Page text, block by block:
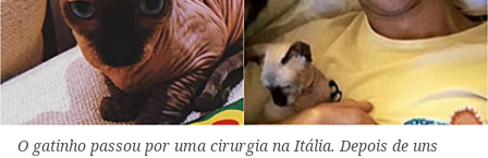
O gatinho passou por uma cirurgia na Itália. Depois de uns